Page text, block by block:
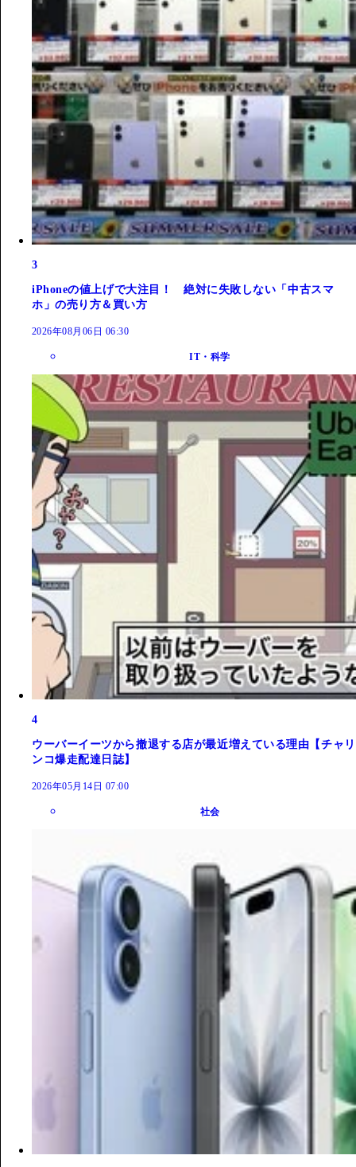
3
iPhoneの値上げで大注目！ 絶対に失敗しない「中古スマ
ホ」の売り方＆買い方
2026年08月06日 06:30
IT・科学
4
ウーバーイーツから撤退する店が最近増えている理由【チャリ
ンコ爆走配達日誌】
2026年05月14日 07:00
社会